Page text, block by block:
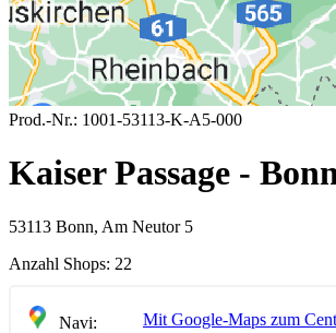
Prod.-Nr.: 1001-53113-K-A5-000
Kaiser Passage -
53113 Bonn, Am Neutor 5
Anzahl Shops: 22
Navi:
Mit Google-Maps zum